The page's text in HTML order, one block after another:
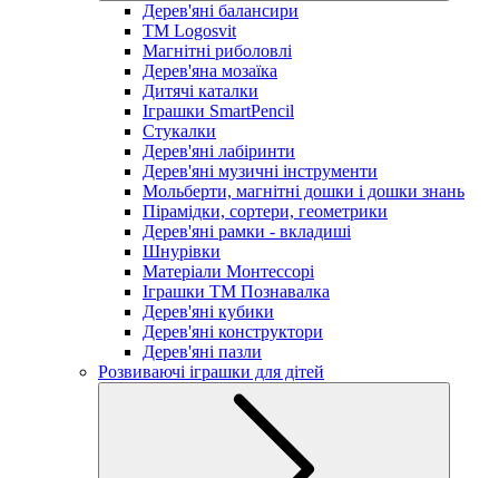
Дерев'яні балансири
TM Logosvit
Магнітні риболовлі
Дерев'яна мозаїка
Дитячі каталки
Іграшки SmartPencil
Стукалки
Дерев'яні лабіринти
Дерев'яні музичні інструменти
Мольберти, магнітні дошки і дошки знань
Пірамідки, сортери, геометрики
Дерев'яні рамки - вкладиші
Шнурівки
Матеріали Монтессорі
Іграшки ТМ Познавалка
Дерев'яні кубики
Дерев'яні конструктори
Дерев'яні пазли
Розвиваючі іграшки для дітей